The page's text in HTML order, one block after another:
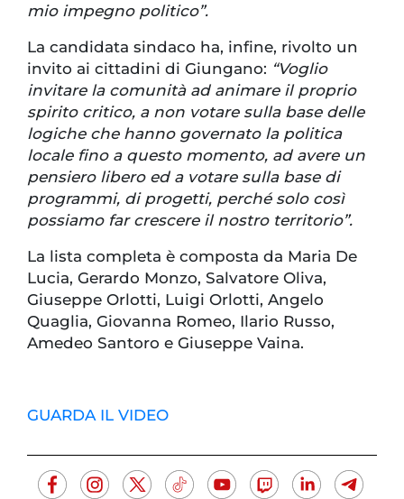
mio impegno politico”.
La candidata sindaco ha, infine, rivolto un
invito ai cittadini di Giungano: “Voglio
invitare la comunità ad animare il proprio
spirito critico, a non votare sulla base delle
logiche che hanno governato la politica
locale fino a questo momento, ad avere un
pensiero libero ed a votare sulla base di
programmi, di progetti, perché solo così
possiamo far crescere il nostro territorio”.
La lista completa è composta da Maria De
Lucia, Gerardo Monzo, Salvatore Oliva,
Giuseppe Orlotti, Luigi Orlotti, Angelo
Quaglia, Giovanna Romeo, Ilario Russo,
Amedeo Santoro e Giuseppe Vaina.
GUARDA IL VIDEO